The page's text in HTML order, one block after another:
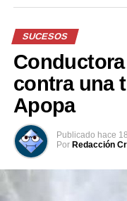
Durante el acto
Banda Presidencial
del Presidente del
marcando
constitucional. Acto
Manuel Restrepo
circunstancias
Reproductor
de
vídeo
SUCESOS
contra una
Apopa
Publicado hace
Por Redacción